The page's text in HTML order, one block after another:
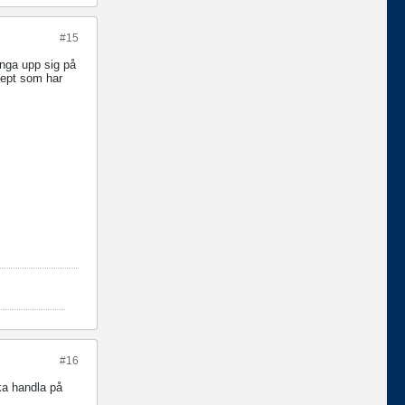
#15
upp sig på
som har
#16
handla på